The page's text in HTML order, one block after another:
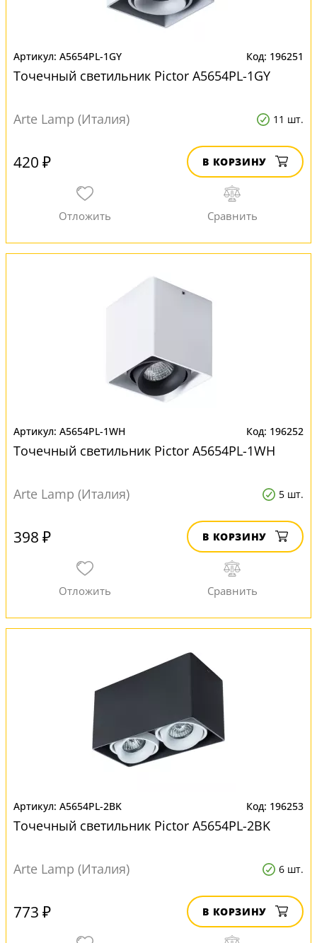
A5654PL-1GY 196251
Точечный светильник Pictor A5654PL-1GY
Arte Lamp (Италия) 11 шт.
420 ₽ В КОРЗИНУ
A5654PL-1WH 196252
Точечный светильник Pictor A5654PL-1WH
Arte Lamp (Италия) 5 шт.
398 ₽ В КОРЗИНУ
A5654PL-2BK 196253
Точечный светильник Pictor A5654PL-2BK
Arte Lamp (Италия) 6 шт.
773 ₽ В КОРЗИНУ